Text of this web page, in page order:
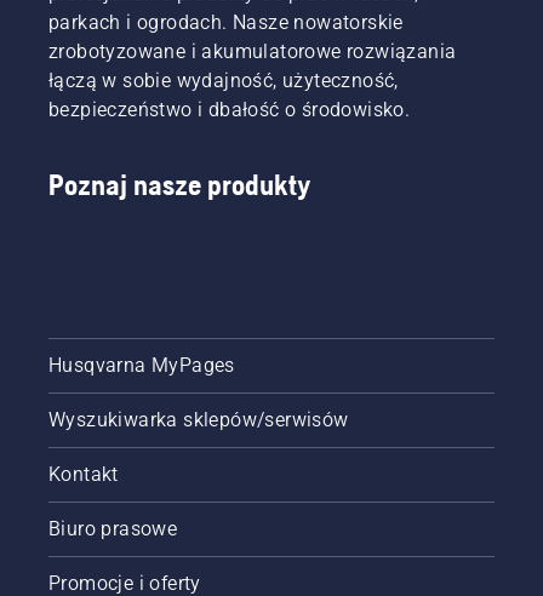
kosiarek
parkach i ogrodach. Nasze nowatorskie
zrobotyzowane i akumulatorowe rozwiązania
łączą w sobie wydajność, użyteczność,
bezpieczeństwo i dbałość o środowisko.
Poznaj nasze produkty
Husqvarna MyPages
Wyszukiwarka sklepów/serwisów
Kontakt
Biuro prasowe
Promocje i oferty